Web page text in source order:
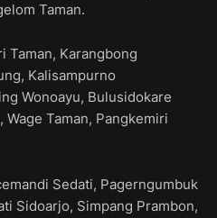
Taman.
Taman, Karangbong
Kalisampurno
Wonoayu, Bulusidokare
Taman, Pangkemiri
Sedati, Pagerngumbuk
Sidoarjo, Simpang Prambon,